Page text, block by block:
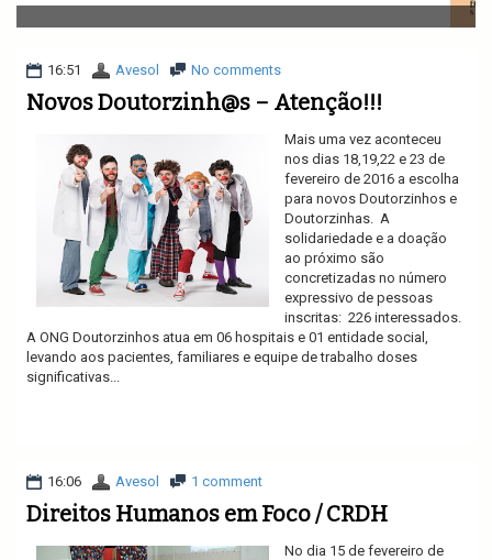
v
i
a
i
16:51 Avesol No comments
Novos Doutorzinh@s – Atenção!!!
Mais uma vez aconteceu
nos dias 18,19,22 e 23 de
fevereiro de 2016 a escolha
para novos Doutorzinhos e
Doutorzinhas. A
solidariedade e a doação
ao próximo são
concretizadas no número
expressivo de pessoas
inscritas: 226 interessados.
A ONG Doutorzinhos atua em 06 hospitais e 01 entidade social,
levando aos pacientes, familiares e equipe de trabalho doses
significativas...
16:06 Avesol 1 comment
Direitos Humanos em Foco / CRDH
No dia 15 de fevereiro de